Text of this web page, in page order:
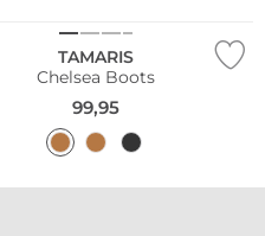
TAMARIS
Chelsea Boots
99,95